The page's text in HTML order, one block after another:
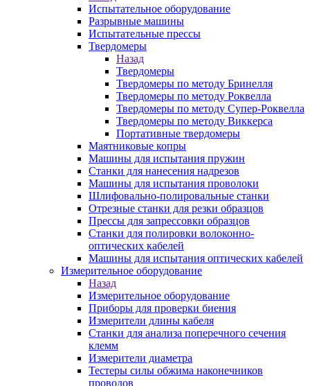
Испытательное оборудование
Разрывные машины
Испытательные прессы
Твердомеры
Назад
Твердомеры
Твердомеры по методу Бринелля
Твердомеры по методу Роквелла
Твердомеры по методу Супер-Роквелла
Твердомеры по методу Виккерса
Портативные твердомеры
Маятниковые копры
Машины для испытания пружин
Станки для нанесения надрезов
Машины для испытания проволоки
Шлифовально-полировальные станки
Отрезные станки для резки образцов
Прессы для запрессовки образцов
Станки для полировки волоконно-
оптических кабелей
Машины для испытания оптических кабелей
Измерительное оборудование
Назад
Измерительное оборудование
Приборы для проверки биения
Измерители длины кабеля
Станки для анализа поперечного сечения
клемм
Измерители диаметра
Тестеры силы обжима наконечников
проводов